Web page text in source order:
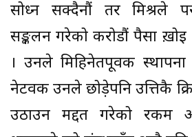
सोध्न सक्दैनौं तर मिश्रले
सङ्कलन गरेको करोडौं पैसा
। उनले मिहिनेतपूर्वक
नेटवर्क उनले छोड़ेपनि उत्तिकै
उठाउन मद्दत गरेको रकम